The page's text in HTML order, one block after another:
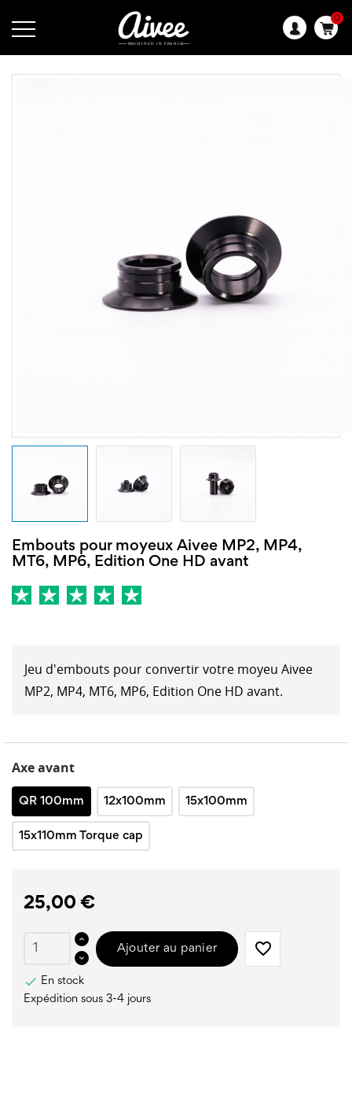
0
Langue
Embouts pour moyeux Aivee MP2, MP4,
MT6, MP6, Edition One HD avant
Jeu d'embouts pour convertir votre moyeu Aivee
MP2, MP4, MT6, MP6, Edition One HD avant.
Axe avant
QR 100mm 12x100mm 15x100mm
15x110mm Torque cap
25,00 €
Ajouter au panier favorite_border

En stock
Expédition sous 3-4 jours